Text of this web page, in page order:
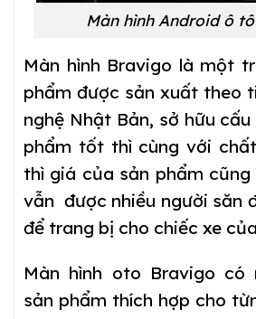
Màn hình Android ô
Màn hình Bravigo là một
phẩm được sản xuất theo
nghệ Nhật Bản, sở hữu cấu
phẩm tốt thì cùng với
thì giá của sản phẩm cũng
vẫn được nhiều người săn
để trang bị cho chiếc xe
Màn hình oto Bravigo có
sản phẩm thích hợp cho